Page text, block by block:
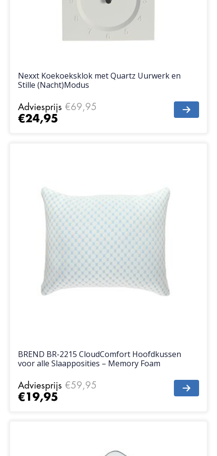
Nexxt Koekoeksklok met Quartz Uurwerk en
Stille (Nacht)Modus
Adviesprijs €69,95
€24,95
BREND BR-2215 CloudComfort Hoofdkussen
voor alle Slaapposities – Memory Foam
Adviesprijs €59,95
€19,95